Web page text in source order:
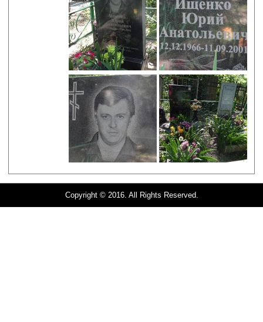
Copyright © 2016. All Rights Reserved.